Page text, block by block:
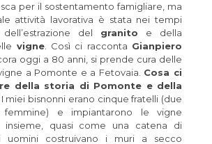
per il sostentamento famigliare, ma
attività lavorativa è stata nei tempi
del granito e della
vigne. Così ci racconta Gianpiero
oggi a 80 anni, si prende cura delle
a Pomonte e a Fetovaia. Cosa ci
della storia di Pomonte e della
I miei bisnonni erano cinque fratelli (due
e impiantarono le vigne
insieme, quasi come una catena di
uomini costruivano i muri a secco